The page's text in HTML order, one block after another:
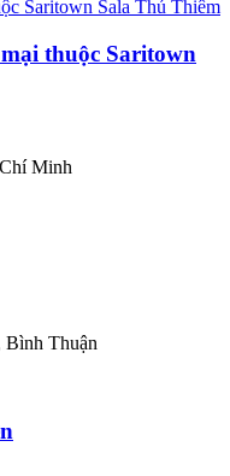
thuộc Saritown
Minh
Bình Thuận